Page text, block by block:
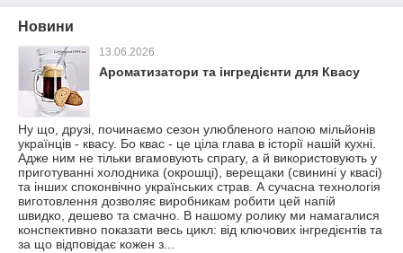
Новини
13.06.2026
Ароматизатори та інгредієнти для Квасу
Ну що, друзі, починаємо сезон улюбленого напою мільйонів
українців - квасу. Бо квас - це ціла глава в історії нашій кухні.
Адже ним не тільки вгамовують спрагу, а й використовують у
приготуванні холодника (окрошці), верещаки (свинині у квасі)
та інших споконвічно українських страв. А сучасна технологія
виготовлення дозволяє виробникам робити цей напій
швидко, дешево та смачно. В нашому ролику ми намагалися
конспективно показати весь цикл: від ключових інгредієнтів та
за що відповідає кожен з...